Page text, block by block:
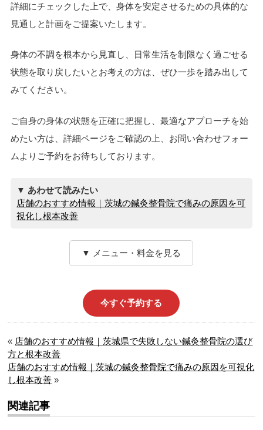
詳細にチェックした上で、身体を安定させるための具体的な
見通しと計画をご提案いたします。
身体の不調を根本から見直し、日常生活を制限なく過ごせる
状態を取り戻したいとお考えの方は、ぜひ一歩を踏み出して
みてください。
ご自身の身体の状態を正確に把握し、最適なアプローチを始
めたい方は、詳細ページをご確認の上、お問い合わせフォー
ムよりご予約をお待ちしております。
▼ あわせて読みたい
店舗のおすすめ情報｜茨城の鍼灸整骨院で痛みの原因を可
視化し根本改善
▼ メニュー・料金を見る
今すぐ予約する
« 店舗のおすすめ情報｜茨城県で失敗しない鍼灸整骨院の選び
方と根本改善
店舗のおすすめ情報｜茨城の鍼灸整骨院で痛みの原因を可視化
し根本改善 »
関連記事